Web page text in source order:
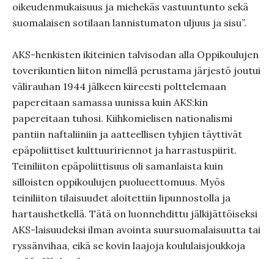
oikeudenmukaisuus ja miehekäs vastuuntunto sekä
suomalaisen sotilaan lannistumaton uljuus ja sisu”.
AKS-henkisten ikiteinien talvisodan alla Oppikoulujen
toverikuntien liiton nimellä perustama järjestö joutui
välirauhan 1944 jälkeen kiireesti polttelemaan
papereitaan samassa uunissa kuin AKS:kin
papereitaan tuhosi. Kiihkomielisen nationalismi
pantiin naftaliiniin ja aatteellisen tyhjien täyttivät
epäpoliittiset kulttuuririennot ja harrastuspiirit.
Teiniliiton epäpoliittisuus oli samanlaista kuin
silloisten oppikoulujen puolueettomuus. Myös
teiniliiton tilaisuudet aloitettiin lipunnostolla ja
hartaushetkellä. Tätä on luonnehdittu jälkijättöiseksi
AKS-laisuudeksi ilman avointa suursuomalaisuutta tai
ryssänvihaa, eikä se kovin laajoja koululaisjoukkoja